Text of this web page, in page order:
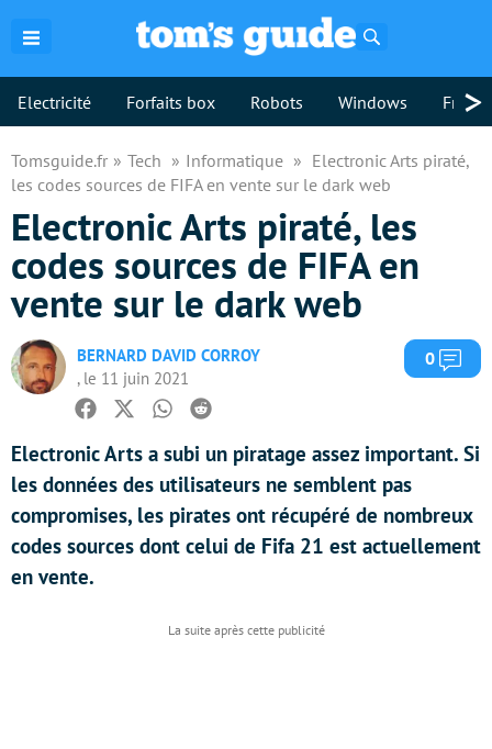
Electricité Forfaits box Robots Windows >
Tomsguide.fr Tech Informatique
Electronic Arts piraté,
les codes sources de FIFA en vente sur le dark web
Electronic Arts piraté, les
codes sources de FIFA en
vente sur le dark web
BERNARD DAVID CORROY
, le 11 juin 2021
0
Facebook
TwitterWhatsapp
Reddit
Electronic Arts a subi un piratage assez important. Si
les données des utilisateurs ne semblent pas
compromises, les pirates ont récupéré de nombreux
codes sources dont celui de Fifa 21 est actuellement
en vente.